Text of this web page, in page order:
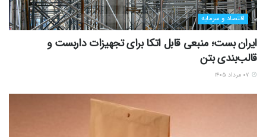
اقتصاد و سرمایه
ایران بست؛ منبعی قابل اتکا برای تجهیزات داربست و
قالب‌بندی بتن